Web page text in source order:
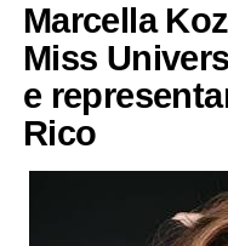
Marcella
Miss
e
Rico